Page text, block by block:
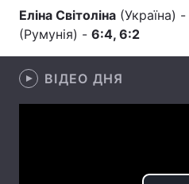
Техно і зв'язок
Зброя
Здоров'я
Еліна Світоліна (Україна) -
(Румунія) - 6:4, 6:2
ВІДЕО ДНЯ